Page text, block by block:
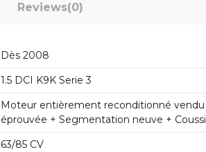
Reviews(0)
Dès 2008
1.5 DCI K9K Serie 3
Moteur entièrement reconditionné vendu
éprouvée + Segmentation neuve +
63/85 CV